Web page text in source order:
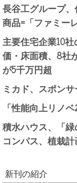
長谷工グループ
商品=「ファミー
主要住宅企業10
価・床面積、8社
が5千万円超
ミカド、スポン
「性能向上リノ
積水ハウス、「
コンパス、植栽
新刊の紹介